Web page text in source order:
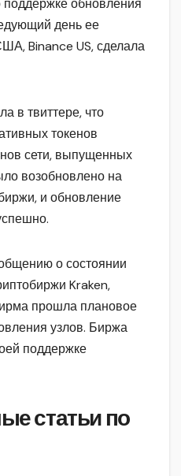
поддержке обновления
день ее
Binance US, сделала
в твиттере, что
токенов
сети, выпущенных
возобновлено на
и обновление
о состоянии
Kraken,
прошла плановое
узлов. Биржа
поддержке
статьи по